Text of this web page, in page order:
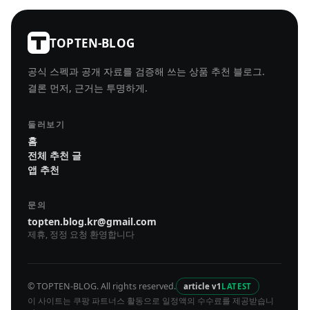
TOPTEN-BLOG
공식 스펙과 공개 자료를 검증해 쓰는 상품 추천 블로그.
결론 먼저, 근거는 투명하게.
둘러보기
홈
전체 추천 글
앱 추천
문의
topten.blog.kr@gmail.com
제휴, 정정 요청 환영합니다
© TOPTEN-BLOG. All rights reserved. article v1 LATEST
이 사이트는 쿠팡 파트너스 활동으로 일정액의 수수료를 제공받습니